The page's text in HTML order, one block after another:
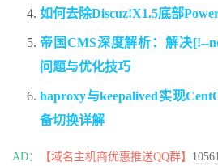
如何去除Discuz!X1.5底部
帝国CMS深度解析：解决[!--
问题与优化技巧
haproxy与keepalived实现
备切换详解
AD： 【域名主机商优惠推送QQ群】